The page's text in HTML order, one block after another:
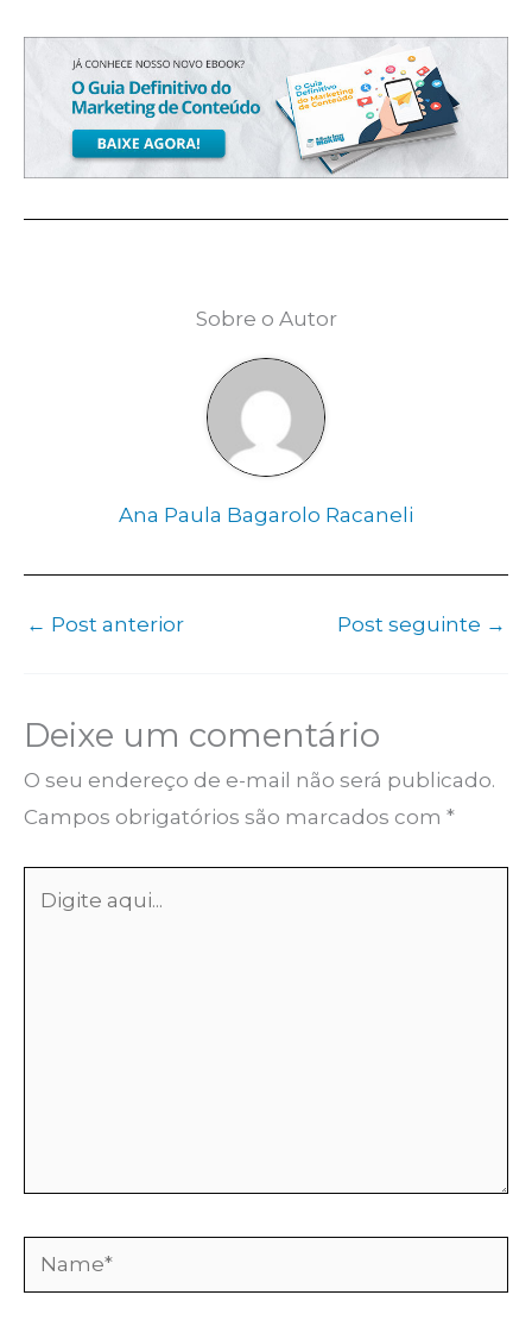
Sobre o Autor
Ana Paula Bagarolo Racaneli
← Post anterior Post seguinte →
Deixe um comentário
O seu endereço de e-mail não será publicado.
Campos obrigatórios são marcados com *
Name*